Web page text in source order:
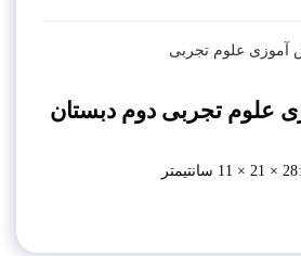
آموزی علوم تجربی
علوم تجربی دوم دبستان
28 × 21 × 11 سانتیمتر